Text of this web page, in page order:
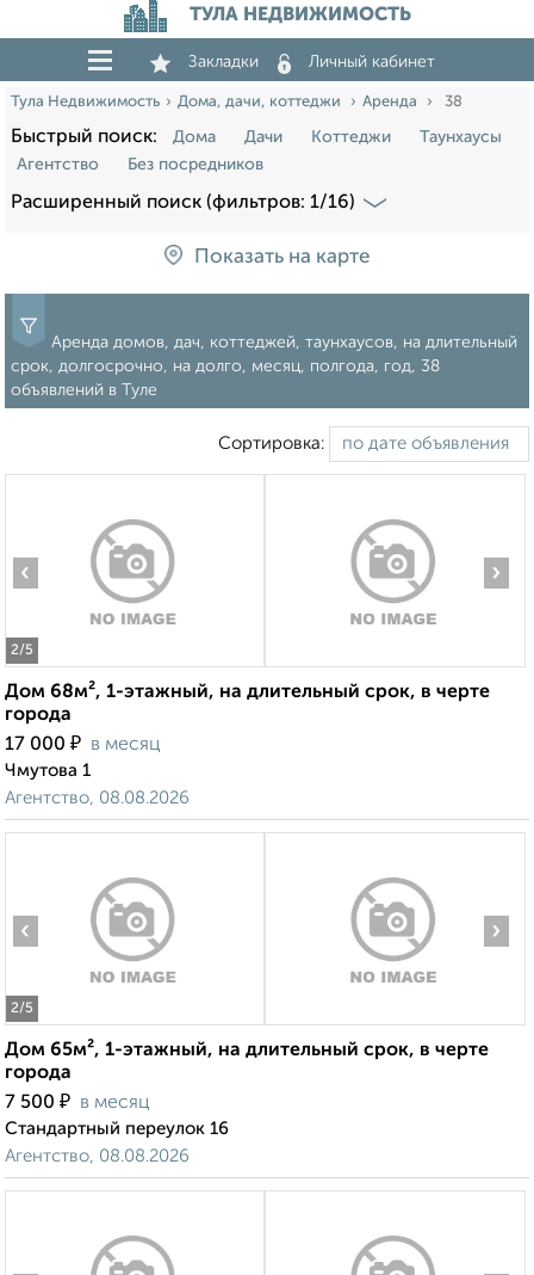
ТУЛА НЕДВИЖИМОСТЬ
Закладки Личный кабинет
Тула Недвижимость Дома, дачи, коттеджи Аренда 38
Быстрый поиск: Дома Дачи Коттеджи
Таунхаусы
Агентство
Без посредников
Расширенный поиск (фильтров: 1/16)
Показать на карте
Аренда домов, дач, коттеджей, таунхаусов, на длительный
срок, долгосрочно, на долго, месяц, полгода, год, 38
объявлений в Туле
Сортировка:
2/5
‹ ›
Дом 68м², 1-этажный, на длительный срок, в черте
города
17 000 ₽ в месяц
Чмутова 1
Агентство, 08.08.2026
2/5
‹ ›
Дом 65м², 1-этажный, на длительный срок, в черте
города
7 500 ₽ в месяц
Стандартный переулок 16
Агентство, 08.08.2026